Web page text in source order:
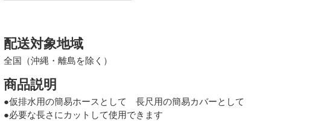
配送対象地域
全国（沖縄・離島を除く）
商品説明
●仮排水用の簡易ホースとして 長尺用の簡易カバーとして
●必要な長さにカットして使用できます